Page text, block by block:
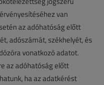
van
az adóhatóság előtt
adószámát, székhelyét, és
vonatkozó adatot.
az adóhatóság előtt
ha az adatkérést